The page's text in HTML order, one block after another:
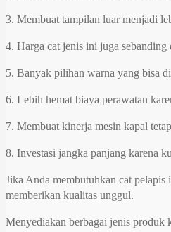
3. Membuat tampilan luar menjadi
4. Harga cat jenis ini juga
5. Banyak pilihan warna yang bisa
6. Lebih hemat biaya perawatan
7. Membuat kinerja mesin kapal
8. Investasi jangka panjang karena
Jika Anda membutuhkan cat
memberikan kualitas unggul.
Menyediakan berbagai jenis produk